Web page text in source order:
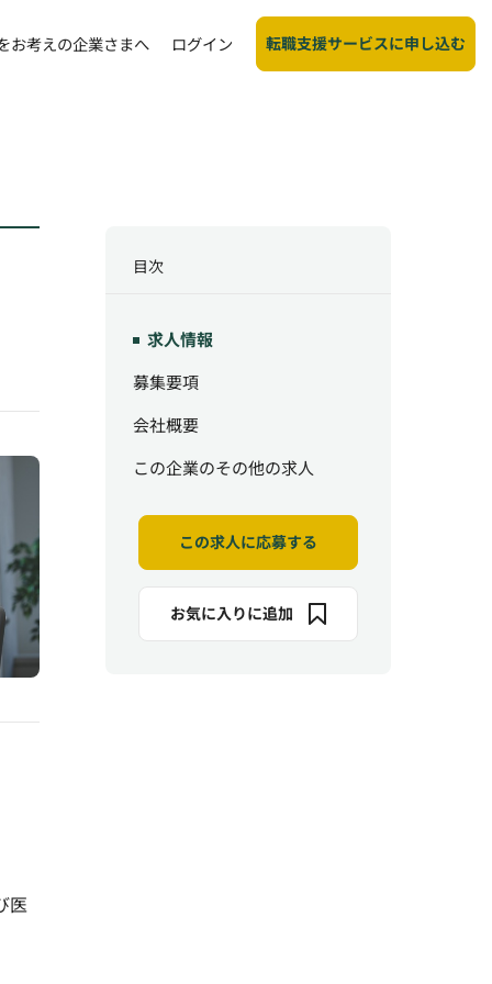
お考えの企業さまへ ログイン 転職支援サービスに申し込む
医
目次
求人情報
募集要項
会社概要
この企業のその他の求人
この求人に応募する
お気に入りに追加